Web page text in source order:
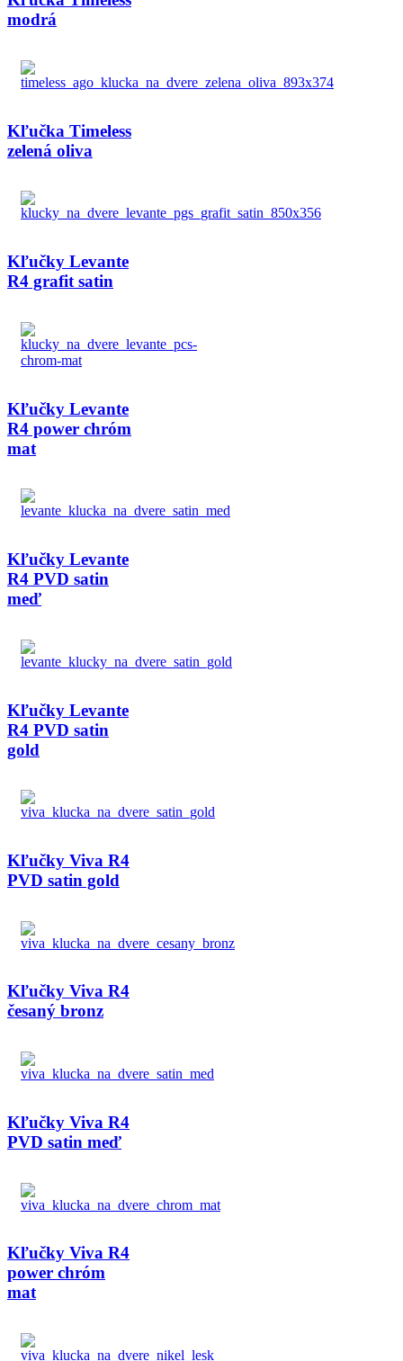
modrá
Kľučka Timeless
zelená oliva
Kľučky Levante
R4 grafit satin
Kľučky Levante
R4 power chróm
mat
Kľučky Levante
R4 PVD satin
meď
Kľučky Levante
R4 PVD satin
gold
Kľučky Viva R4
PVD satin gold
Kľučky Viva R4
česaný bronz
Kľučky Viva R4
PVD satin meď
Kľučky Viva R4
power chróm
mat